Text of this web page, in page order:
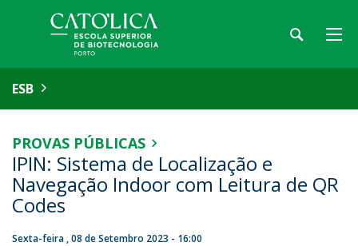
ESB
PROVAS PÚBLICAS
IPIN: Sistema de Localização e
Navegação Indoor com Leitura de QR
Codes
Sexta-feira , 08 de Setembro 2023 - 16:00